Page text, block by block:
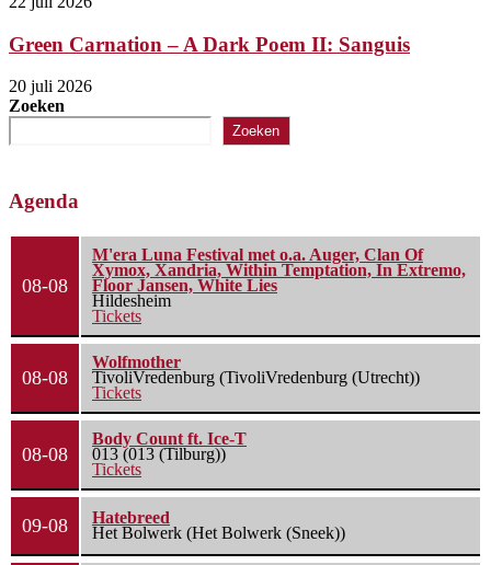
Green Carnation – A Dark Poem II: Sanguis
20 juli 2026
Zoeken
Zoeken
Agenda
08-08
M'era Luna Festival met o.a. Auger, Clan Of
Xymox, Xandria, Within Temptation, In Extremo,
Floor Jansen, White Lies
Hildesheim
Tickets
08-08
Wolfmother
TivoliVredenburg (TivoliVredenburg (Utrecht))
Tickets
08-08
Body Count ft. Ice-T
013 (013 (Tilburg))
Tickets
09-08
Hatebreed
Het Bolwerk (Het Bolwerk (Sneek))